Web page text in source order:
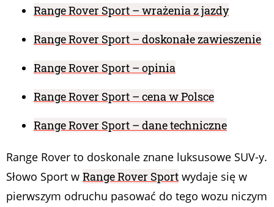
Range Rover Sport – wrażenia z jazdy
Range Rover Sport – doskonałe zawieszenie
Range Rover Sport – opinia
Range Rover Sport – cena w Polsce
Range Rover Sport – dane techniczne
Range Rover to doskonale znane luksusowe SUV-y.
Słowo Sport w Range Rover Sport wydaje się w
pierwszym odruchu pasować do tego wozu niczym